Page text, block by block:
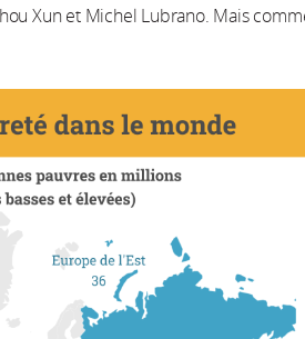
Xun et Michel Lubrano. Mais